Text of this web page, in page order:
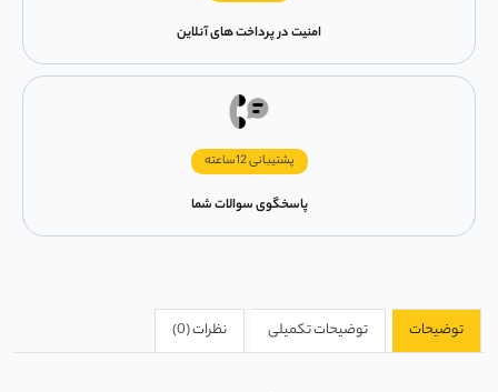
امنیت در پرداخت های آنلاین
پشتیبانی 12ساعته
پاسخگوی سوالات شما
توضیحات توضیحات تکمیلی نظرات (0)